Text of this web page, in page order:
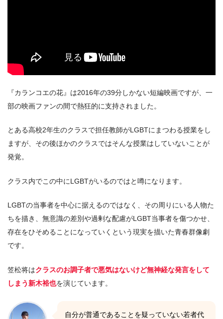
『カランコエの花』は2016年の39分しかない短編映画ですが、一
部の映画ファンの間で熱狂的に支持されました。
とある高校2年生のクラスで担任教師がLGBTにまつわる授業をし
ますが、その後ほかのクラスではそんな授業はしていないことが
発覚。
クラス内でこの中にLGBTがいるのではと噂になります。
LGBTの当事者を中心に据えるのではなく、その周りにいる人物た
ちを描き、無意識の差別や過剰な配慮がLGBT当事者を傷つかせ、
存在をひそめることになっていくという現実を描いた青春群像劇
です。
笠松将はクラスのお調子者で悪気はないけど無神経な発言をして
しまう新木裕也を演じています。
自分が普通であることを疑っていない若者代